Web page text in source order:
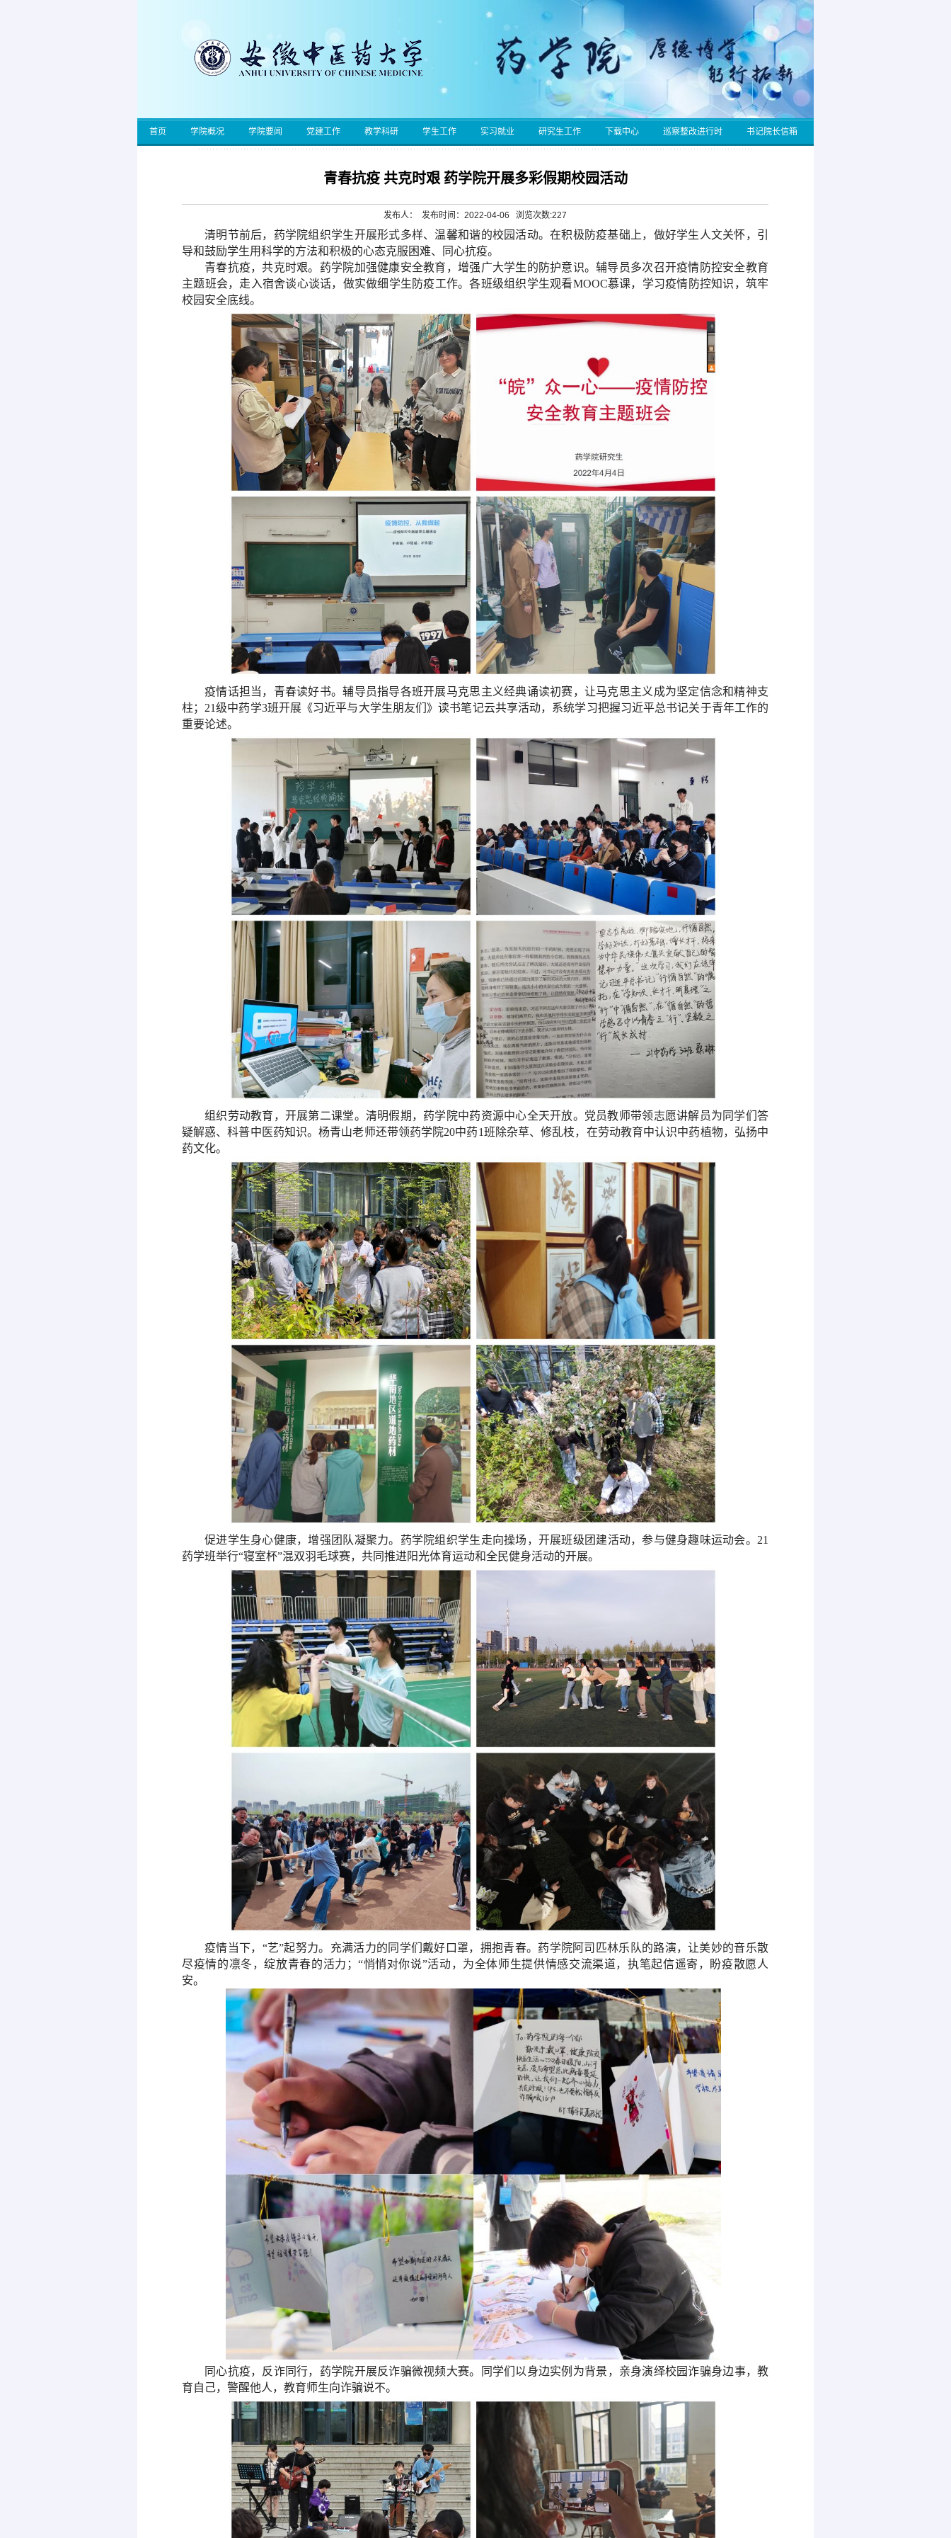
首页 学院概况 学院要闻 党建工作 教学科研 学生工作 实习就业 研究生工作 下载中心 巡察整改进行时 书记院长信箱
青春抗疫 共克时艰 药学院开展多彩假期校园活动
发布人： 发布时间：2022-04-06 浏览次数:227
清明节前后， 药学院组织学生开展形式多样、温馨和谐的校园活动。在积极防疫基础上， 做好学生人文关怀，引
导和鼓励学生用科学的方法和积极的心态克服困难、同心抗疫。
青春抗疫，共克时艰。 药学院加强健康安全教育，增强广大学生的防护意识。辅导员多次召开疫情防控安全教育
主题班会，走入宿舍谈心谈话，做实做细学生防疫工作。各班级组织学生观看MOOC慕课， 学习疫情防控知识， 筑牢
校园安全底线。
疫情话担当，青春读好书。辅导员指导各班开展马克思主义经典诵读初赛，让马克思主义 成为坚定信念和精神支
柱； 21级中药学3班开展 《习近平与大学生朋友们》读书笔记云共享活动，系统学习把握习近平总书记关于青年工作的
重要论述。
组织劳动教育 ， 开展第二课堂。清明假期，药学院中药资源中心全天开放。党员教师带领志愿讲解员为同学们答
疑解惑、科普中医药知识。杨青山老师还带领药学院20中药1班除杂草、修乱枝，在劳动教育中认识中药植物， 弘扬中
药文化。
促进学生身心健康，增强团队凝聚力。 药学院组织学生走向操场 ， 开展班级团建活动，参与健身趣味运动会。 21
药学班举行“寝室杯”混双羽毛球赛，共同推进阳光体育运动和全民健身活动的开展。
疫情当下， “艺”起努力。充满活力的 同学们戴好口罩，拥抱青春。 药学院阿司匹林乐队的路演，让美妙的音乐散
尽疫情的凛冬，绽放青春的活力 ； “悄悄对你说”活动，为全体师生提供情感交流渠道，执笔起信遥寄，盼疫散愿人
安。
同心抗疫， 反诈同行， 药学院开展反诈骗微视频大赛。 同学们 以身边实例为背景，亲身演绎校园诈骗身边事，教
育自己，警醒他人， 教育师生向诈骗说不。